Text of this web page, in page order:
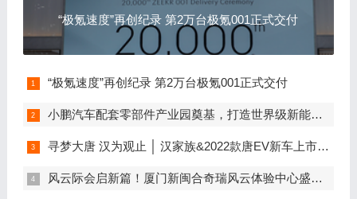
“极氪速度”再创纪录 第2万台极氪001正式交付
“极氪速度”再创纪录 第2万台极氪001正式交付
小鹏汽车配套零部件产业园奠基，打造世界级新能源智能汽车集群
寻梦大唐 汉为观止 │ 汉家族&2022款唐EV新车上市发布会，敬请期待！
风云际会启新篇！厦门新闽合奇瑞风云体验中心盛大开业